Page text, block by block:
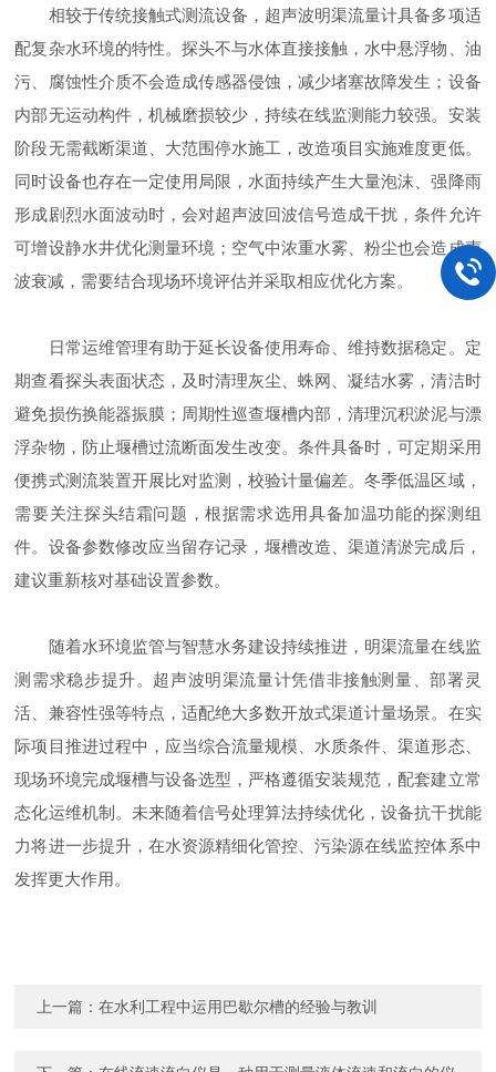
相较于传统接触式测流设备，超声波明渠流量计具备多项适
配复杂水环境的特性。探头不与水体直接接触，水中悬浮物、油
污、腐蚀性介质不会造成传感器侵蚀，减少堵塞故障发生；设备
内部无运动构件，机械磨损较少，持续在线监测能力较强。安装
阶段无需截断渠道、大范围停水施工，改造项目实施难度更低。
同时设备也存在一定使用局限，水面持续产生大量泡沫、强降雨
形成剧烈水面波动时，会对超声波回波信号造成干扰，条件允许
可增设静水井优化测量环境；空气中浓重水雾、粉尘也会造成声
波衰减，需要结合现场环境评估并采取相应优化方案。
日常运维管理有助于延长设备使用寿命、维持数据稳定。定
期查看探头表面状态，及时清理灰尘、蛛网、凝结水雾，清洁时
避免损伤换能器振膜；周期性巡查堰槽内部，清理沉积淤泥与漂
浮杂物，防止堰槽过流断面发生改变。条件具备时，可定期采用
便携式测流装置开展比对监测，校验计量偏差。冬季低温区域，
需要关注探头结霜问题，根据需求选用具备加温功能的探测组
件。设备参数修改应当留存记录，堰槽改造、渠道清淤完成后，
建议重新核对基础设置参数。
随着水环境监管与智慧水务建设持续推进，明渠流量在线监
测需求稳步提升。超声波明渠流量计凭借非接触测量、部署灵
活、兼容性强等特点，适配绝大多数开放式渠道计量场景。在实
际项目推进过程中，应当综合流量规模、水质条件、渠道形态、
现场环境完成堰槽与设备选型，严格遵循安装规范，配套建立常
态化运维机制。未来随着信号处理算法持续优化，设备抗干扰能
力将进一步提升，在水资源精细化管控、污染源在线监控体系中
发挥更大作用。
上一篇：在水利工程中运用巴歇尔槽的经验与教训